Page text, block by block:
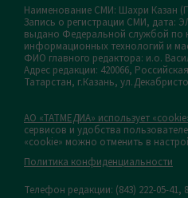
Наименование СМИ: Шахри Казан
Запись о регистрации СМИ, дата:
выдано Федеральной службой по
информационных технологий и
ФИО главного редактора: и.о.
Адрес редакции: 420066,
Татарстан, г.Казань,
АО «ТАТМЕДИА» использует
сервисов и удобства
«cookie» можно отменить в
Политика конфиденциальности
Телефон редакции: (843) 222-05-41,